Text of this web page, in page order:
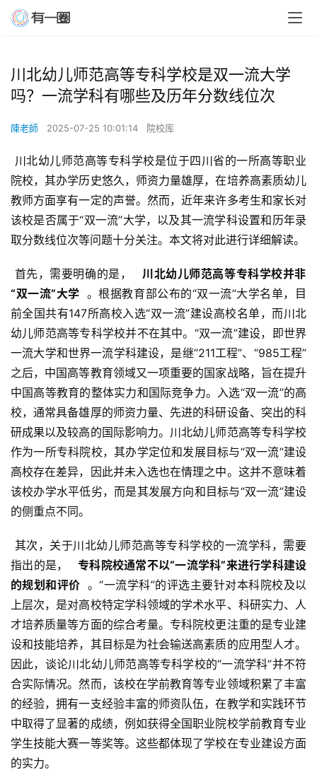
川北幼儿师范高等专科学校是双一流大学
吗？一流学科有哪些及历年分数线位次
陳老師 2025-07-25 10:01:14 院校库
院校，其办学历史悠久，师资力量雄厚，在培养高素质幼儿
教师方面享有一定的声誉。然而，近年来许多考生和家长对
该校是否属于“双一流”大学，以及其一流学科设置和历年录
取分数线位次等问题十分关注。本文将对此进行详细解读。
首先，需要明确的是，
  川北幼儿师范高等专科学校并非
“双一流”大学 。根据教育部公布的“双一流”大学名单，目
前全国共有147所高校入选“双一流”建设高校名单，而川北
幼儿师范高等专科学校并不在其中。“双一流”建设，即世界
一流大学和世界一流学科建设，是继“211工程”、“985工程”
之后，中国高等教育领域又一项重要的国家战略，旨在提升
中国高等教育的整体实力和国际竞争力。入选“双一流”的高
校，通常具备雄厚的师资力量、先进的科研设备、突出的科
研成果以及较高的国际影响力。川北幼儿师范高等专科学校
作为一所专科院校，其办学定位和发展目标与“双一流”建设
高校存在差异，因此并未入选也在情理之中。这并不意味着
该校办学水平低劣，而是其发展方向和目标与“双一流”建设
的侧重点不同。
指出的是，
  专科院校通常不以“一流学科”来进行学科建设
的规划和评价 。“一流学科”的评选主要针对本科院校及以
上层次，是对高校特定学科领域的学术水平、科研实力、人
才培养质量等方面的综合考量。专科院校更注重的是专业建
设和技能培养，其目标是为社会输送高素质的应用型人才。
因此，谈论川北幼儿师范高等专科学校的“一流学科”并不符
合实际情况。然而，该校在学前教育等专业领域积累了丰富
的经验，拥有一支经验丰富的师资队伍，在教学和实践环节
中取得了显著的成绩，例如获得全国职业院校学前教育专业
学生技能大赛一等奖等。这些都体现了学校在专业建设方面
的实力。